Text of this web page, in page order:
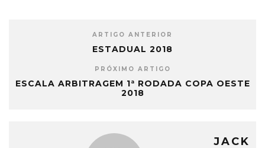
ARTIGO ANTERIOR
ESTADUAL 2018
PRÓXIMO ARTIGO
ESCALA ARBITRAGEM 1ª RODADA COPA OESTE
2018
JACK